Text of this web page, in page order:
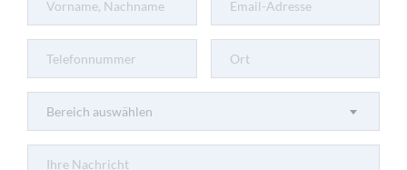
Bereich auswählen